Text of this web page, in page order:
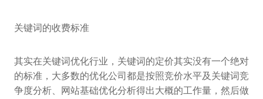
关键词的收费标准
其实在关键词优化行业，关键词的定价其实没有一个绝对
的标准，大多数的优化公司都是按照竞价水平及关键词竞
争度分析、网站基础优化分析得出大概的工作量，然后做